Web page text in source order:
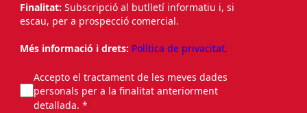
Finalitat: Subscripció al butlletí informatiu i, si
escau, per a prospecció comercial.
Més informació i drets: Política de privacitat.
Accepto el tractament de les meves dades
personals per a la finalitat anteriorment
detallada. *